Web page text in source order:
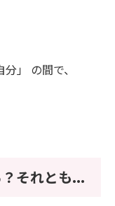
」 の間で、
それとも...